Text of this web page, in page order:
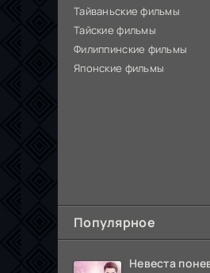
Тайваньские фильмы
Тайские фильмы
Филиппинские фильмы
Японские фильмы
Популярное
Невеста